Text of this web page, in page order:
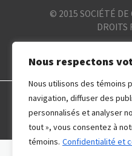
Nous respectons
Nous utilisons des témoins
navigation, diffuser des
personnalisés et analyser
tout », vous consentez à
témoins. Confidentialité et
© 2015 SOCIÉTÉ DE
DROITS
BOUTIQUES HEURES